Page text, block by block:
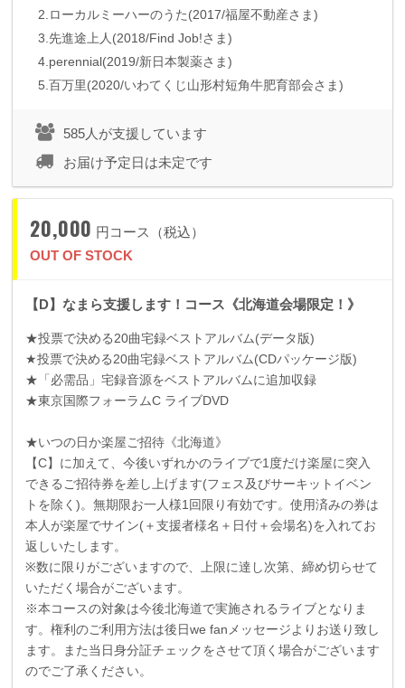
2. ローカルミーハーのうた(2017/福屋不動産さま)
3. 先進途上人 (2018/Find Job!さま)
4.perennial(2019/新日本製薬さま)
5. 百万里(2020/いわてくじ山形村短角牛肥育部会さま)
585人が支援しています
お届け予定日は未定です
20,000 円コース（税込）
OUT OF STOCK
【D】なまら支援します！コース《北海道会場限定！》
★投票で決める20曲宅録ベストアルバム(データ版)
★投票で決める20曲宅録ベストアルバム(CDパッケージ版)
★「必需品」宅録音源をベストアルバムに追加収録
★東京国際フォーラムC ライブDVD
★いつの日か楽屋ご招待《北海道》
【C】に加えて、今後いずれかのライブで1 度だけ楽屋に突入
できるご招待券を差し上げます(フェス及びサーキットイベン
トを除く )。無期限お一人様1 回限り有効です。使用済みの券は
本人が楽屋でサイン(＋支援者様名＋日付＋会場名)を入れてお
返しいたします。
※数に限りがございますので、上限に達し次第、締め切らせて
いただく場合がございます。
※本コースの対象は今後北海道で実施されるライブとなりま
す。権利のご利用方法は後日we fanメッセージよりお送り致し
ます。また当日身分証チェックをさせて頂く場合がございます
のでご了承ください。